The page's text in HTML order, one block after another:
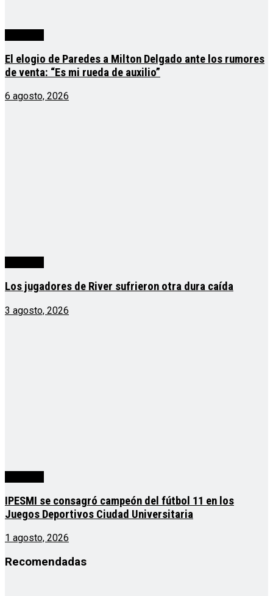
El elogio de Paredes a Milton Delgado ante los rumores
de venta: “Es mi rueda de auxilio”
6 agosto, 2026
Los jugadores de River sufrieron otra dura caída
3 agosto, 2026
IPESMI se consagró campeón del fútbol 11 en los
Juegos Deportivos Ciudad Universitaria
1 agosto, 2026
Recomendadas